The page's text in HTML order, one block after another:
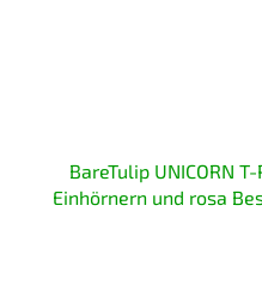
BareTulip UNICORN
Einhörnern und rosa